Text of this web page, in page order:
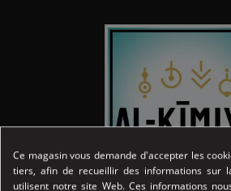
Ce magasin vous demande d'accepter les
tiers, afin de recueillir des informations sur
utilisent notre site Web. Ces informations